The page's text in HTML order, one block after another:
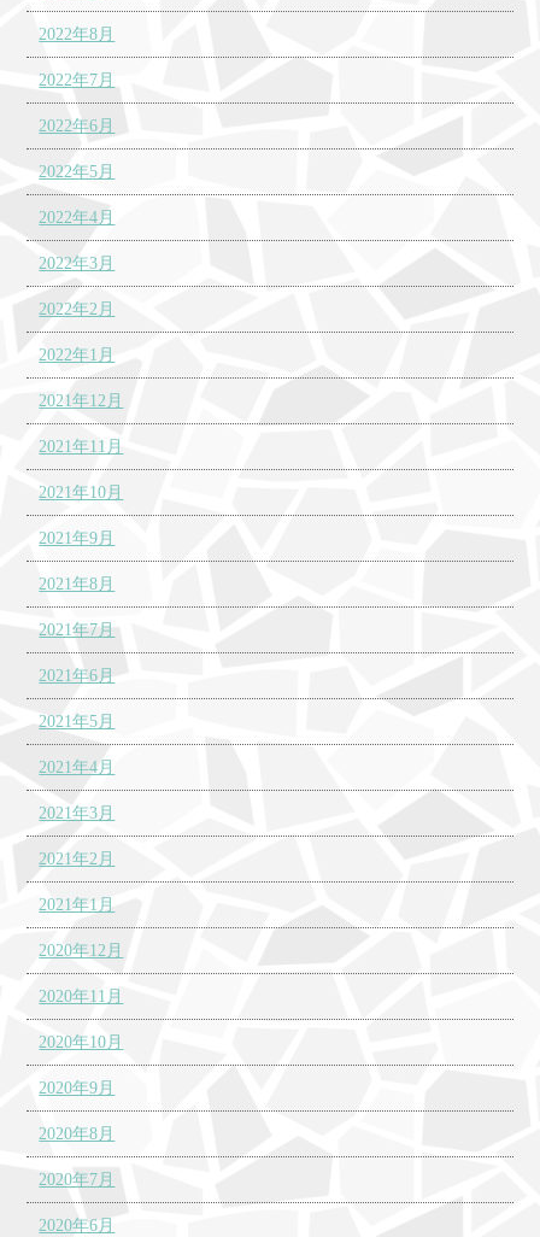
2022年8月
2022年7月
2022年6月
2022年5月
2022年4月
2022年3月
2022年2月
2022年1月
2021年12月
2021年11月
2021年10月
2021年9月
2021年8月
2021年7月
2021年6月
2021年5月
2021年4月
2021年3月
2021年2月
2021年1月
2020年12月
2020年11月
2020年10月
2020年9月
2020年8月
2020年7月
2020年6月